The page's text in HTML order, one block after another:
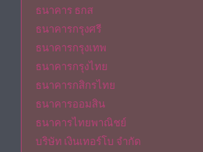
ธนาคาร ธกส
ธนาคารกรุงศรี
ธนาคารกรุงเทพ
ธนาคารกรุงไทย
ธนาคารกสิกรไทย
ธนาคารออมสิน
ธนาคารไทยพาณิชย์
บริษัท เงินเทอร์โบ จำกัด